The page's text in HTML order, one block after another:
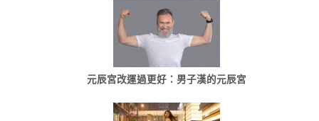
元辰宮改運過更好：男子漢的元辰宮